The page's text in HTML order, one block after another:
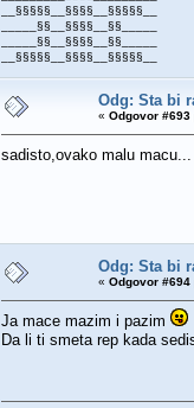
__§§§§§__§§§§__§§§§§__
_____§§__§§§§__§§_____
_____§§__§§§§__§§_____
__§§§§§__§§§§__§§§§§__
Odg: Sta bi
« Odgovor #693
sadisto,ovako malu macu...
Odg: Sta bi
« Odgovor #694
Ja mace mazim i pazim
Da li ti smeta rep kada